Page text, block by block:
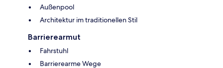
Außenpool
Architektur im traditionellen Stil
Barrierearmut
Fahrstuhl
Barrierearme Wege